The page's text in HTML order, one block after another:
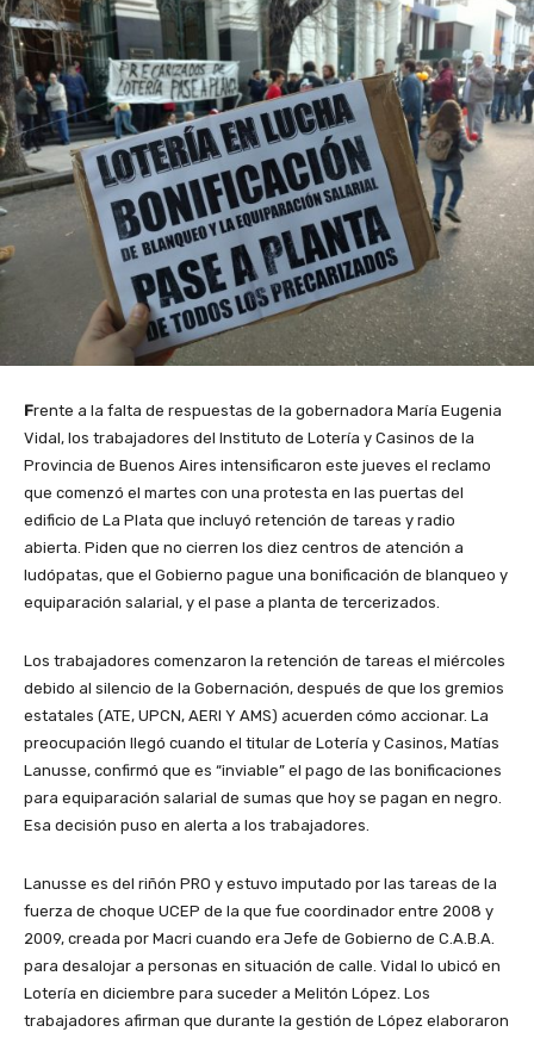
Frente a la falta de respuestas de la gobernadora María Eugenia
Vidal, los trabajadores del Instituto de Lotería y Casinos de la
Provincia de Buenos Aires intensificaron este jueves el reclamo
que comenzó el martes con una protesta en las puertas del
edificio de La Plata que incluyó retención de tareas y radio
abierta. Piden que no cierren los diez centros de atención a
ludópatas, que el Gobierno pague una bonificación de blanqueo y
equiparación salarial, y el pase a planta de tercerizados.
Los trabajadores comenzaron la retención de tareas el miércoles
debido al silencio de la Gobernación, después de que los gremios
estatales (ATE, UPCN, AERI Y AMS) acuerden cómo accionar. La
preocupación llegó cuando el titular de Lotería y Casinos, Matías
Lanusse, confirmó que es “inviable” el pago de las bonificaciones
para equiparación salarial de sumas que hoy se pagan en negro.
Esa decisión puso en alerta a los trabajadores.
Lanusse es del riñón PRO y estuvo imputado por las tareas de la
fuerza de choque UCEP de la que fue coordinador entre 2008 y
2009, creada por Macri cuando era Jefe de Gobierno de C.A.B.A.
para desalojar a personas en situación de calle. Vidal lo ubicó en
Lotería en diciembre para suceder a Melitón López. Los
trabajadores afirman que durante la gestión de López elaboraron